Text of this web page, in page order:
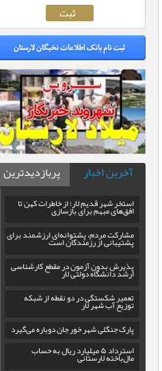
آخرین اخبار پربازدیدترین
استخر شهر قدیم لار؛ از خاطرات کهن تا
افق‌های مبهم برای بازسازی
مشارکت مردم، پشتوانه‌ای ارزشمند برای
پشتیبانی از رزمندگان است
پذیرش بدون آزمون در مقطع کارشناسی
ارشد دانشگاه دولتی لار
تعمیر شکستگی در دو نقطه از شبکه
توزیع آب شهر لار
پارک جنگلی شهر خور جان دوباره می‌گیرد
استرداد ۵ میلیارد ریال به حسابمال‌باخته لارستانی